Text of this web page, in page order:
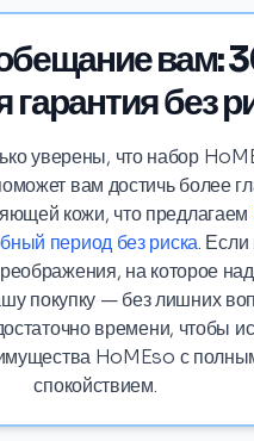
вам:
гарантия без
уверены, что набор
вам достичь более
кожи, что предлагаем
период без риска.
на которое
покупку — без лишних
времени, чтобы
HoMEso с
спокойствием.